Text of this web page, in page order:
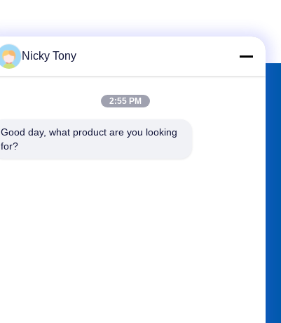
VIND ONS OP
Nicky Tony
2:55 PM
Good day, what product are you looking
for?